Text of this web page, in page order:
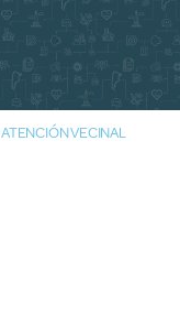
ATENCIÓN VECINAL